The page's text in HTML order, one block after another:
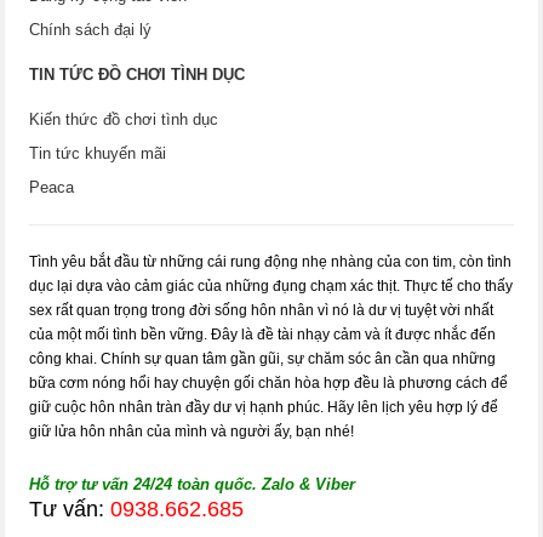
Chính sách đại lý
TIN TỨC ĐỒ CHƠI TÌNH DỤC
Kiến thức đồ chơi tình dục
Tin tức khuyến mãi
Peaca
Tình yêu bắt đầu từ những cái rung động nhẹ nhàng của con tim, còn tình
dục lại dựa vào cảm giác của những đụng chạm xác thịt. Thực tế cho thấy
sex rất quan trọng trong đời sống hôn nhân vì nó là dư vị tuyệt vời nhất
của một mối tình bền vững. Đây là đề tài nhạy cảm và ít được nhắc đến
công khai. Chính sự quan tâm gần gũi, sự chăm sóc ân cần qua những
bữa cơm nóng hổi hay chuyện gối chăn hòa hợp đều là phương cách để
giữ cuộc hôn nhân tràn đầy dư vị hạnh phúc. Hãy lên lịch yêu hợp lý để
giữ lửa hôn nhân của mình và người ấy, bạn nhé!
Hỗ trợ tư vấn 24/24 toàn quốc. Zalo & Viber
Tư vấn:0938.662.685